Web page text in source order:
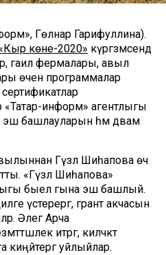
Гөлнар Гарифуллина).
көне-2020» күргәзмәсендә
гаилә фермалары, авыл
өчен программалар
информ» агентлыгы
эш башлауларын һәм дәвам
Гүзәл Шиһапова өч
«Гүзәл Шиһапова»
быел гына эш башлый.
үстерергә, грант акчасын
Әлегә Арча
итәргә, киләчәктә
киңәйтергә уйлыйлар.